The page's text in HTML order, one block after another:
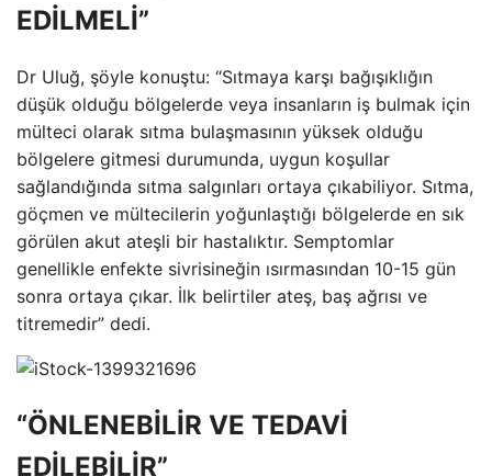
EDİLMELİ”
Dr Uluğ, şöyle konuştu: “Sıtmaya karşı bağışıklığın
düşük olduğu bölgelerde veya insanların iş bulmak için
mülteci olarak sıtma bulaşmasının yüksek olduğu
bölgelere gitmesi durumunda, uygun koşullar
sağlandığında sıtma salgınları ortaya çıkabiliyor. Sıtma,
göçmen ve mültecilerin yoğunlaştığı bölgelerde en sık
görülen akut ateşli bir hastalıktır. Semptomlar
genellikle enfekte sivrisineğin ısırmasından 10-15 gün
sonra ortaya çıkar. İlk belirtiler ateş, baş ağrısı ve
titremedir” dedi.
“ÖNLENEBİLİR VE TEDAVİ
EDİLEBİLİR”